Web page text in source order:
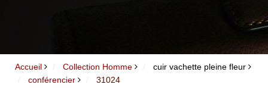
Accueil Collection Homme
cuir vachette pleine fleur
conférencier
31024